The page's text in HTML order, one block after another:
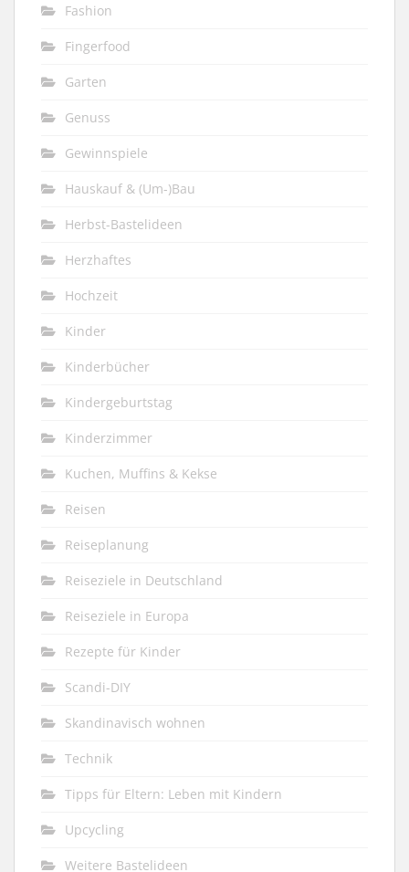
Fashion
Fingerfood
Garten
Genuss
Gewinnspiele
Hauskauf & (Um-)Bau
Herbst-Bastelideen
Herzhaftes
Hochzeit
Kinder
Kinderbücher
Kindergeburtstag
Kinderzimmer
Kuchen, Muffins & Kekse
Reisen
Reiseplanung
Reiseziele in Deutschland
Reiseziele in Europa
Rezepte für Kinder
Scandi-DIY
Skandinavisch wohnen
Technik
Tipps für Eltern: Leben mit Kindern
Upcycling
Weitere Bastelideen